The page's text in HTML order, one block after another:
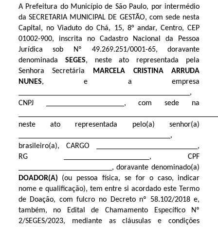
A Prefeitura do Município de São Paulo, por intermédio
da SECRETARIA MUNICIPAL DE GESTÃO, com sede nesta
Capital, no Viaduto do Chá, 15, 8° andar, Centro, CEP
01002-900, inscrita no Cadastro Nacional da Pessoa
Jurídica sob Nº 49.269.251/0001-65, doravante
denominada SEGES, neste ato representada pela
Senhora Secretária
MARCELA CRISTINA ARRUDA
NUNES, e a empresa
____________________________________________,
CNPJ ____________________, com sede na
neste ato representada pelo(a) senhor(a)
_______________________________________,
brasileiro(a), CARGO __________________________,
RG ______________________, CPF
________________________, doravante denominado(a)
DOADOR(A) (ou pessoa física, se for o caso, indicar
nome e qualificação), tem entre si acordado este Termo
de Doação, com fulcro no Decreto nº 58.102/2018 e,
também, no Edital de Chamamento Específico Nº
2/SEGES/2023, mediante as cláusulas e condições